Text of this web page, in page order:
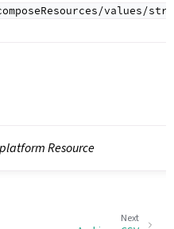
composeResources/values/
Resource
Next